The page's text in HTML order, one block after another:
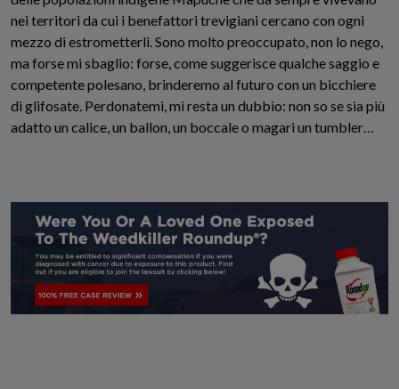
nei territori da cui i benefattori trevigiani cercano con ogni
mezzo di estrometterli. Sono molto preoccupato, non lo nego,
ma forse mi sbaglio: forse, come suggerisce qualche saggio e
competente polesano, brinderemo al futuro con un bicchiere
di glifosate. Perdonatemi, mi resta un dubbio: non so se sia più
adatto un calice, un ballon, un boccale o magari un tumbler…